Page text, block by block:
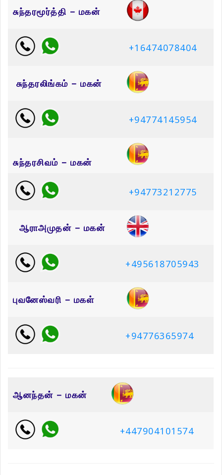
சுந்தரமூர்த்தி – மகன்
+16474078404
சுந்தரலிங்கம் – மகன்
+94774145954
சுந்தரசிவம் – மகன்
+94773212775
ஆராஅமுதன் – மகன்
+495618705943
புவனேஸ்வரி – மகள்
+94776365974
ஆனந்தன் – மகன்
+447904101574